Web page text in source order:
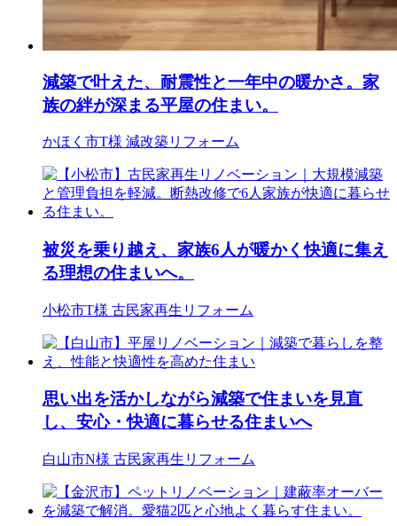
減築で叶えた、耐震性と一年中の暖かさ。家
族の絆が深まる平屋の住まい。
かほく市T様 減改築リフォーム
被災を乗り越え、家族6人が暖かく快適に集え
る理想の住まいへ。
小松市T様 古民家再生リフォーム
思い出を活かしながら減築で住まいを見直
し、安心・快適に暮らせる住まいへ
白山市N様 古民家再生リフォーム